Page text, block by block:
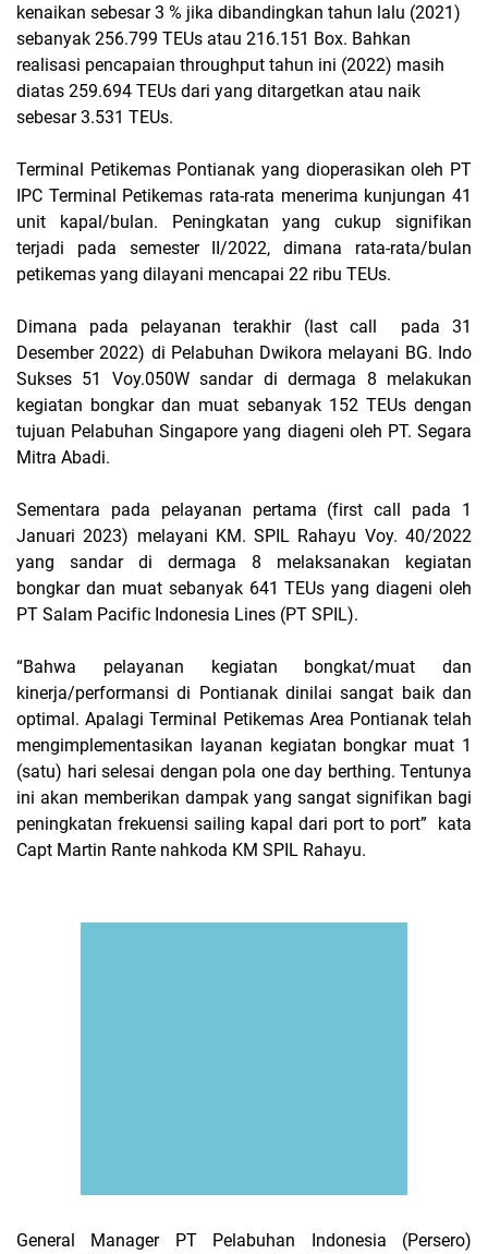
kenaikan sebesar 3 % jika dibandingkan tahun lalu (2021)
sebanyak 256.799 TEUs atau 216.151 Box. Bahkan
realisasi pencapaian throughput tahun ini (2022) masih
diatas 259.694 TEUs dari yang ditargetkan atau naik
sebesar 3.531 TEUs.
Terminal Petikemas Pontianak yang dioperasikan oleh PT
IPC Terminal Petikemas rata-rata menerima kunjungan 41
unit kapal/bulan. Peningkatan yang cukup signifikan
terjadi pada semester II/2022, dimana rata-rata/bulan
petikemas yang dilayani mencapai 22 ribu TEUs.
Dimana pada pelayanan terakhir (last call
pada 31
Desember 2022) di Pelabuhan Dwikora melayani BG. Indo
Sukses 51 Voy.050W sandar di dermaga 8 melakukan
kegiatan bongkar dan muat sebanyak 152 TEUs dengan
tujuan Pelabuhan Singapore yang diageni oleh PT. Segara
Mitra Abadi.
Sementara pada pelayanan pertama (first call pada 1
Januari 2023) melayani KM. SPIL Rahayu Voy. 40/2022
yang sandar di dermaga 8 melaksanakan kegiatan
bongkar dan muat sebanyak 641 TEUs yang diageni oleh
PT Salam Pacific Indonesia Lines (PT SPIL).
“Bahwa pelayanan kegiatan bongkat/muat dan
kinerja/performansi di Pontianak dinilai sangat baik dan
optimal. Apalagi Terminal Petikemas Area Pontianak telah
mengimplementasikan layanan kegiatan bongkar muat 1
(satu) hari selesai dengan pola one day berthing. Tentunya
ini akan memberikan dampak yang sangat signifikan bagi
peningkatan frekuensi sailing kapal dari port to port”
kata
Capt Martin Rante nahkoda KM SPIL Rahayu.
General Manager PT Pelabuhan Indonesia (Persero)